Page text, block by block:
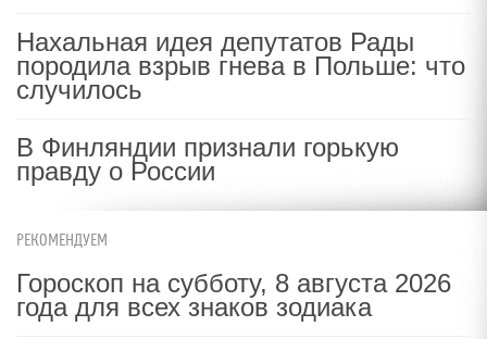
Нахальная идея депутатов Рады
породила взрыв гнева в Польше: что
случилось
В Финляндии признали горькую
правду о России
РЕКОМЕНДУЕМ
Гороскоп на субботу, 8 августа 2026
года для всех знаков зодиака